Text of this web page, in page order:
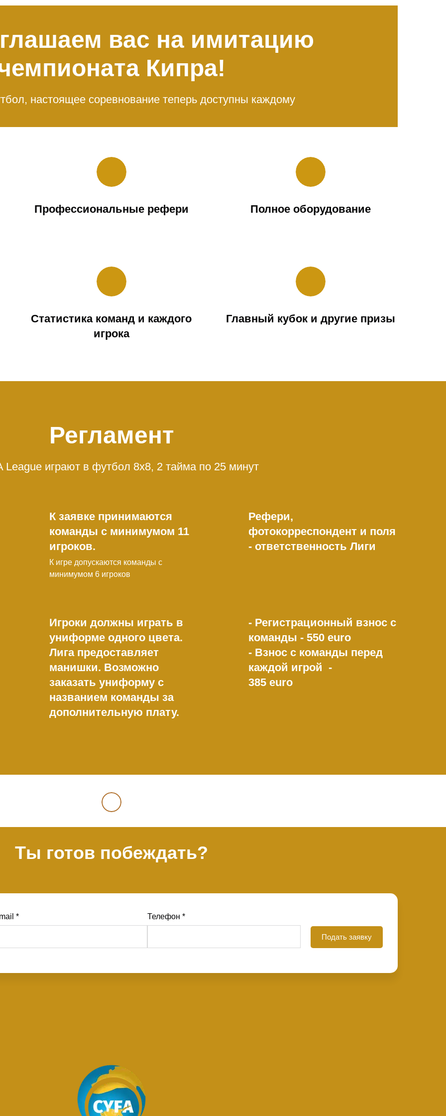
вас на имитацию
Кипра!
настоящее соревнование теперь доступны каждому
Профессиональные рефери Полное оборудование
Статистика команд и каждого
игрока
Главный кубок и другие призы
Регламент
League играют в футбол 8x8, 2 тайма по 25 минут
К заявке принимаются
команды с минимумом 11
игроков.
К игре допускаются команды с
минимумом 6 игроков
Рефери,
фотокорреспондент и поля
- ответственность Лиги
Игроки должны играть в
униформе одного цвета.
Лига предоставляет
манишки. Возможно
заказать униформу с
названием команды за
дополнительную плату.
- Регистрационный взнос с
команды - 550 euro
- Взнос с команды перед
каждой игрой -
385 euro
Ты готов побеждать?
* Телефон *
Подать заявку